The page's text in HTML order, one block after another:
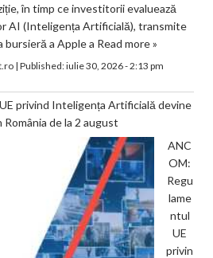
în timp ce investitorii evaluează
AI (Inteligența Artificială), transmite
bursieră a Apple a Read more »
| Published:iulie 30, 2026 - 2:13 pm
privind Inteligența Artificială devine
România de la 2 august
ANC
OM:
Regu
lame
ntul
UE
privin